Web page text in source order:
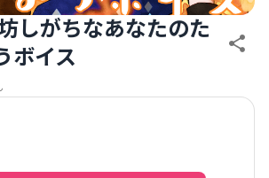
しがちなあなたのた
ボイス